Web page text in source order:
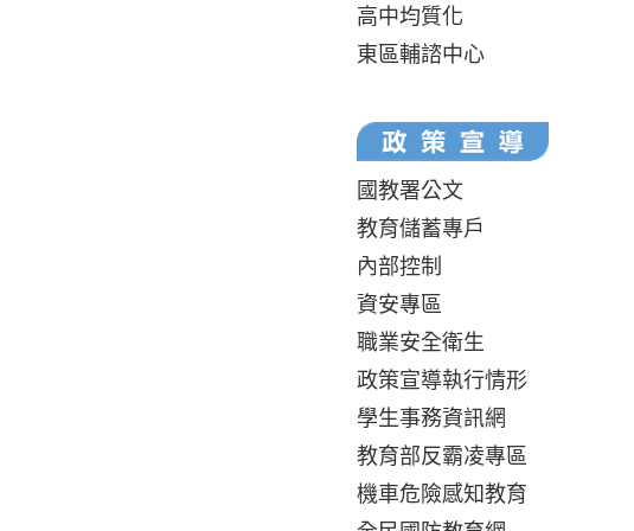
高中均質化
東區輔諮中心
國教署公文
教育儲蓄專戶
內部控制
資安專區
職業安全衛生
政策宣導執行情形
學生事務資訊網
教育部反霸凌專區
機車危險感知教育